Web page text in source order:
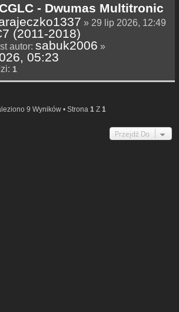
- Dwumas Multitronic
» 29 lip 2026, 12:49
(2011-2018)
autor: sabuk2006 »
05:23
1
9 Wyników • Strona 1 Z 1
Przejdź Do